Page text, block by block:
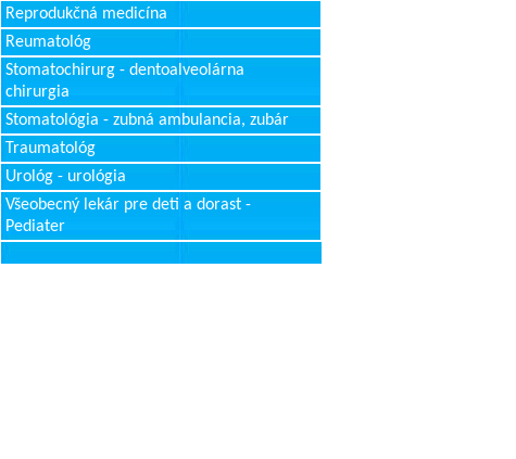
Reprodukčná medicína
Reumatológ
Stomatochirurg - dentoalveolárna
chirurgia
Stomatológia - zubná ambulancia, zubár
Traumatológ
Urológ - urológia
Všeobecný lekár pre deti a dorast -
Pediater